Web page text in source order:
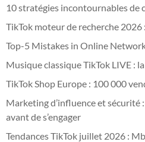
10 stratégies incontournables de
TikTok moteur de recherche 2026
Top-5 Mistakes in Online
Musique classique TikTok LIVE :
TikTok Shop Europe : 100 000
Marketing d’influence et
avant de s’engager
Tendances TikTok juillet 2026 :